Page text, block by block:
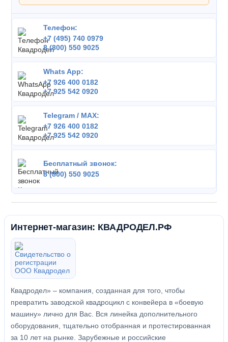
Телефон:
+7 (495) 740 0979
8 (800) 550 9025
Whats App:
+7 926 400 0182
+7 925 542 0920
Telegram / MAX:
+7 926 400 0182
+7 925 542 0920
Бесплатный звонок:
8 (800) 550 9025
Интернет-магазин: КВАДРОДЕЛ.РФ
Квадродел» – компания, созданная для того, чтобы
превратить заводской квадроцикл с конвейера в «боевую
машину» лично для Вас. Вся линейка дополнительного
оборудования, тщательно отобранная и протестированная
за 10 лет на рынке. Зарубежные и российские